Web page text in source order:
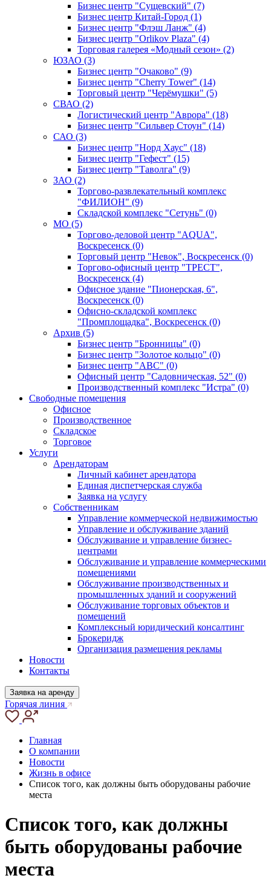
Бизнес центр "Сущевский" (7)
Бизнес центр Китай-Город (1)
Бизнес центр "Флэш Ланж" (4)
Бизнес центр "Orlikov Plaza" (4)
Торговая галерея «Модный сезон» (2)
ЮЗАО (3)
Бизнес центр "Очаково" (9)
Бизнес центр "Cherry Tower" (14)
Торговый центр "Черёмушки" (5)
СВАО (2)
Логистический центр "Аврора" (18)
Бизнес центр "Сильвер Стоун" (14)
САО (3)
Бизнес центр "Норд Хаус" (18)
Бизнес центр "Гефест" (15)
Бизнес центр "Таволга" (9)
ЗАО (2)
Торгово-развлекательный комплекс
"ФИЛИОН" (9)
Складской комплекс "Сетунь" (0)
MO (5)
Торгово-деловой центр "AQUA",
Воскресенск (0)
Торговый центр "Невок", Воскресенск (0)
Торгово-офисный центр "ТРЕСТ",
Воскресенск (4)
Офисное здание "Пионерская, 6",
Воскресенск (0)
Офисно-складской комплекс
"Промплощадка", Воскресенск (0)
Архив (5)
Бизнес центр "Бронницы" (0)
Бизнес центр "Золотое кольцо" (0)
Бизнес центр "АВС" (0)
Офисный центр "Садовническая, 52" (0)
Производственный комплекс "Истра" (0)
Свободные помещения
Офисное
Производственное
Складское
Торговое
Услуги
Арендаторам
Личный кабинет арендатора
Единая диспетчерская служба
Заявка на услугу
Собственникам
Управление коммерческой недвижимостью
Управление и обслуживание зданий
Обслуживание и управление бизнес-
центрами
Обслуживание и управление коммерческими
помещениями
Обслуживание производственных и
промышленных зданий и сооружений
Обслуживание торговых объектов и
помещений
Комплексный юридический консалтинг
Брокеридж
Организация размещения рекламы
Новости
Контакты
Заявка на аренду
Горячая линия
Главная
О компании
Новости
Жизнь в офисе
Список того, как должны быть оборудованы рабочие
места
Список того, как должны
быть оборудованы рабочие
места